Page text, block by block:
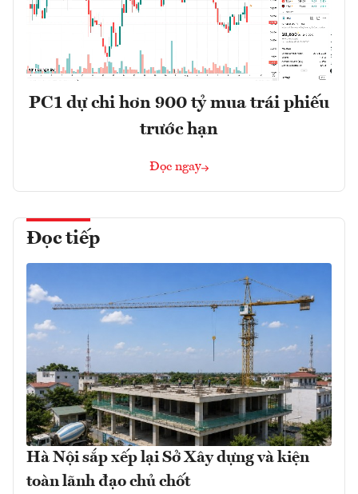
PC1 dự chi hơn 900 tỷ mua trái phiếu
trước hạn
Đọc ngay
Đọc tiếp
Hà Nội sắp xếp lại Sở Xây dựng và kiện
toàn lãnh đạo chủ chốt